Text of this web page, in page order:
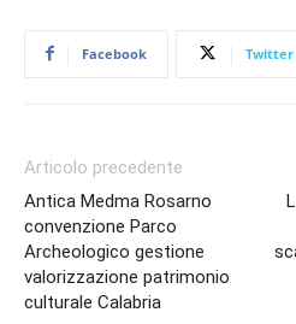
Facebook Twitter
Articolo precedente
Antica Medma Rosarno
convenzione Parco
Archeologico gestione
valorizzazione patrimonio
culturale Calabria